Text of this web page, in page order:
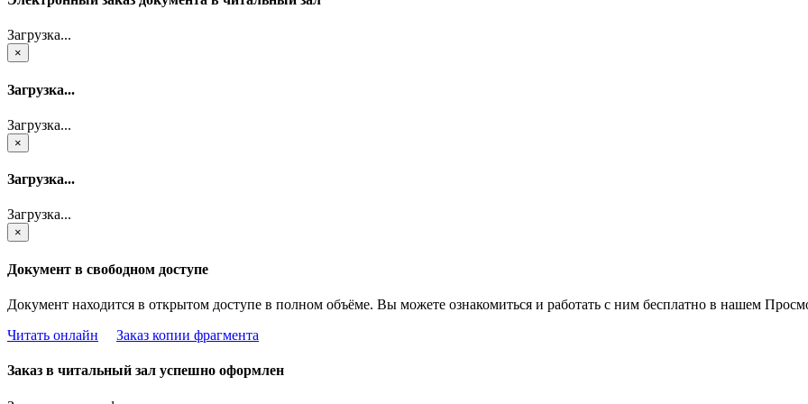
Загрузка...
×
Загрузка...
Загрузка...
×
Загрузка...
Загрузка...
×
Документ в свободном доступе
Документ находится в открытом доступе в полном объёме. Вы можете ознакомиться и работать с ним бесплатно в нашем
Читать онлайн
Заказ копии фрагмента
Заказ в читальный зал успешно оформлен